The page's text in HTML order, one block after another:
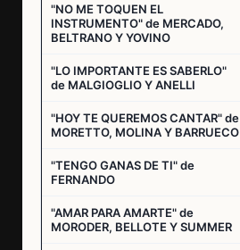
"NO ME TOQUEN EL
INSTRUMENTO" de MERCADO,
BELTRANO Y YOVINO
"LO IMPORTANTE ES SABERLO"
de MALGIOGLIO Y ANELLI
"HOY TE QUEREMOS CANTAR" de
MORETTO, MOLINA Y BARRUECO
"TENGO GANAS DE TI" de
FERNANDO
"AMAR PARA AMARTE" de
MORODER, BELLOTE Y SUMMER